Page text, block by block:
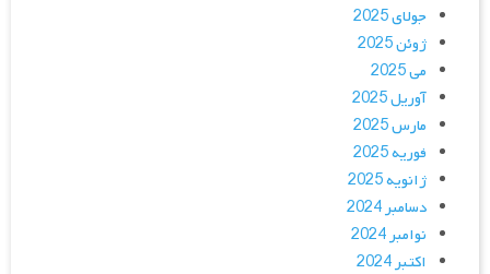
جولای 2025
ژوئن 2025
می 2025
آوریل 2025
مارس 2025
فوریه 2025
ژانویه 2025
دسامبر 2024
نوامبر 2024
اکتبر 2024